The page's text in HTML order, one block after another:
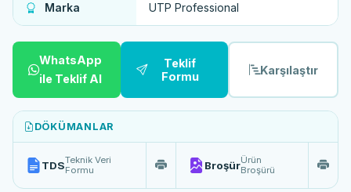
Marka UTP Professional
WhatsApp
ile Teklif Al
Teklif
Formu
Karşılaştır
DÖKÜMANLAR
TDSTeknik Veri
Formu
BroşürÜrün
Broşürü